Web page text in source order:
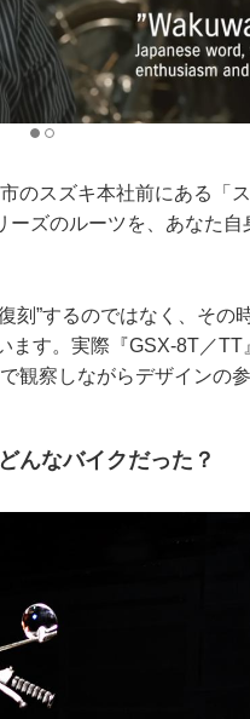
のスズキ本社前にある「
ズのルーツを、あなた自
刻”するのではなく、その
ます。実際『GSX-8T／TT
観察しながらデザインの
んなバイクだった？